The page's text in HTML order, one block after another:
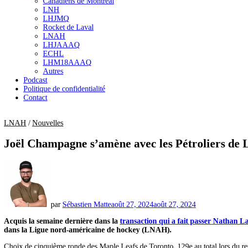
sub
menu
LNH
LHJMQ
Rocket de Laval
LNAH
LHJAAAQ
ECHL
LHM18AAAQ
Autres
Podcast
Politique de confidentialité
Contact
LNAH /Nouvelles
Joël Champagne s’amène avec les Pétroliers de
par Sébastien Matteaoût 27, 2024août 27, 2024
Acquis la semaine dernière dans la transaction qui a fait passer Nathan
dans la Ligue nord-américaine de hockey (LNAH).
Choix de cinquième ronde des Maple Leafs de Toronto, 129e au total lors du